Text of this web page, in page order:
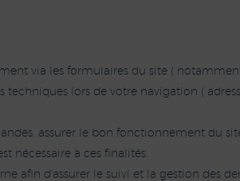
via les formulaires du site (
lors de votre navigation (
assurer le bon fonctionnement du
nécessaire à ces finalités.
afin d'assurer le suivi et la gestion des